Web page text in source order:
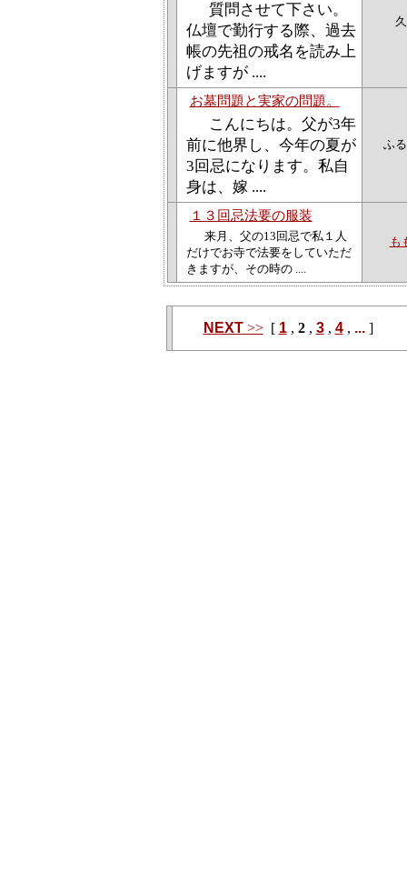
質問させて下さい。
仏壇で勤行する際、過去
帳の先祖の戒名を読み上
げますが ....
お墓問題と実家の問題。
こんにちは。父が3年
前に他界し、今年の夏が
3回忌になります。私自
身は、嫁 ....
ふ
１３回忌法要の服装
来月、父の13回忌で私１人
だけでお寺で法要をしていただ
きますが、その時の ....
も
NEXT>>[ 1, 2, 3, 4, ...]